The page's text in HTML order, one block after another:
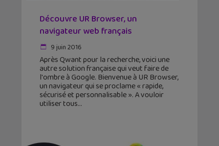
Découvre UR Browser, un
navigateur web français
9 juin 2016
Après Qwant pour la recherche, voici une
autre solution française qui veut faire de
l'ombre à Google. Bienvenue à UR Browser,
un navigateur qui se proclame « rapide,
sécurisé et personnalisable ». A vouloir
utiliser tous